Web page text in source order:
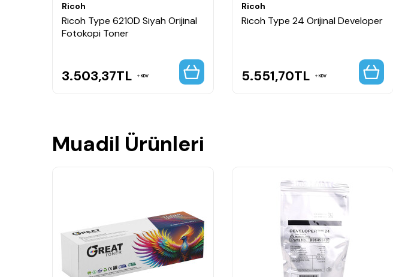
Ricoh
Ricoh Type 6210D Siyah Orijinal
Fotokopi Toner
3.503,37TL KDV
Ricoh
Ricoh Type 24 Orijinal Developer
5.551,70TL KDV
Muadil Ürünleri